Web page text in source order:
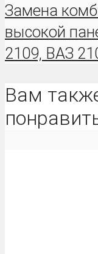
Замена
высокой
2109, ВАЗ
Вам